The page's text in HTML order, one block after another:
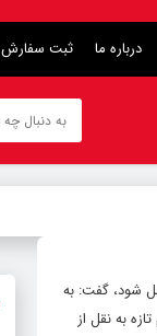
درباره ما ثبت سفارش
شود، گفت: به
به نقل از